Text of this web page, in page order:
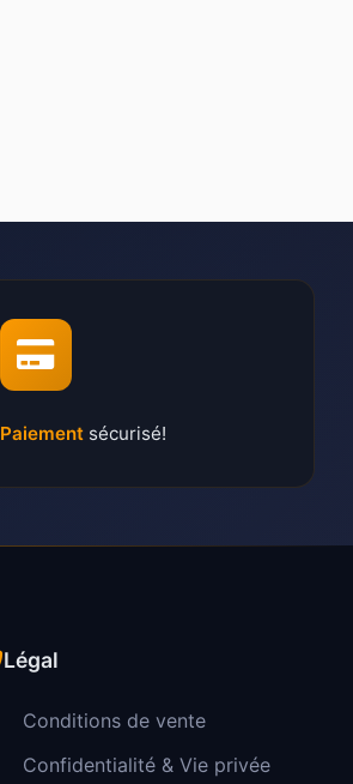
Paiement sécurisé!
Légal
Conditions de vente
Confidentialité & Vie privée